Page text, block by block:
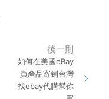
後一則
如何在美國eBay
買產品寄到台灣
找ebay代購幫你